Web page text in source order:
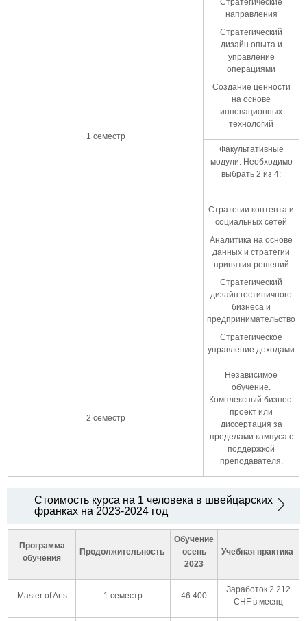
1 семестр
направления
Стратегический
дизайн опыта и
управление
операциями
Создание ценности
на основе
инновационных
технологий
Факультативные
модули. Необходимо
выбрать 2 из 4:
Стратегии контента и
социальных сетей
Аналитика на основе
данных и стратегии
принятия решений
Стратегический
дизайн гостиничного
бизнеса и
предпринимательство
Стратегическое
управление доходами
2 семестр
Независимое
обучение.
Комплексный бизнес-
проект или
диссертация за
пределами кампуса с
поддержкой
преподавателя.
Стоимость курса на 1 человека в швейцарских
франках на 2023-2024 год
Программа
обучения
Продолжительность
Обучение
осень
2023
Учебная практика
Master of Arts 1 семестр 46.400
Заработок 2.212
CHF в месяц